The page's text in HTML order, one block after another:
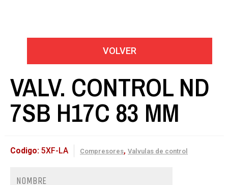
VOLVER
VALV. CONTROL ND
7SB H17C 83 MM
Codigo: 5XF-LA Compresores, Valvulas de control